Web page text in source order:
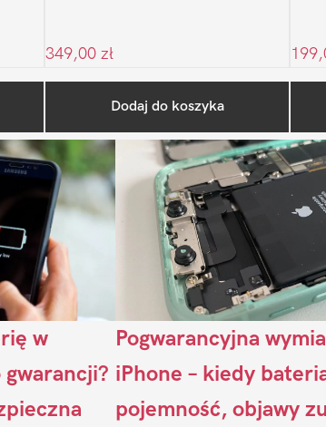
349,00 zł
Dodaj do koszykaOstatnio
w
gwarancji?
Pogwarancyjna
iPhone – kiedy
pojemność, objawy